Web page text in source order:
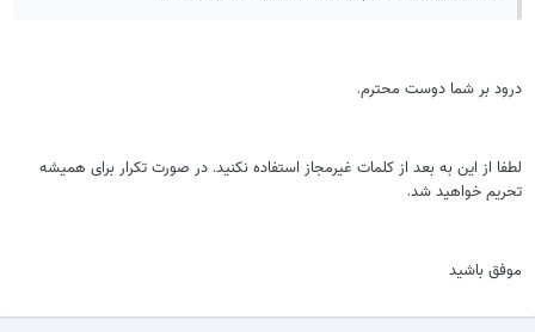
بر شما دوست محترم.
از این به بعد از کلمات غیرمجاز استفاده نکنید. در صورت تکرار برای همیشه
خواهید شد.
باشید